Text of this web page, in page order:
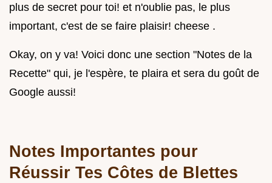
plus de secret pour toi! et n'oublie pas, le plus
important, c'est de se faire plaisir! cheese .
Okay, on y va! Voici donc une section "Notes de la
Recette" qui, je l'espère, te plaira et sera du goût de
Google aussi!
Notes Importantes pour
Réussir Tes Côtes de Blettes